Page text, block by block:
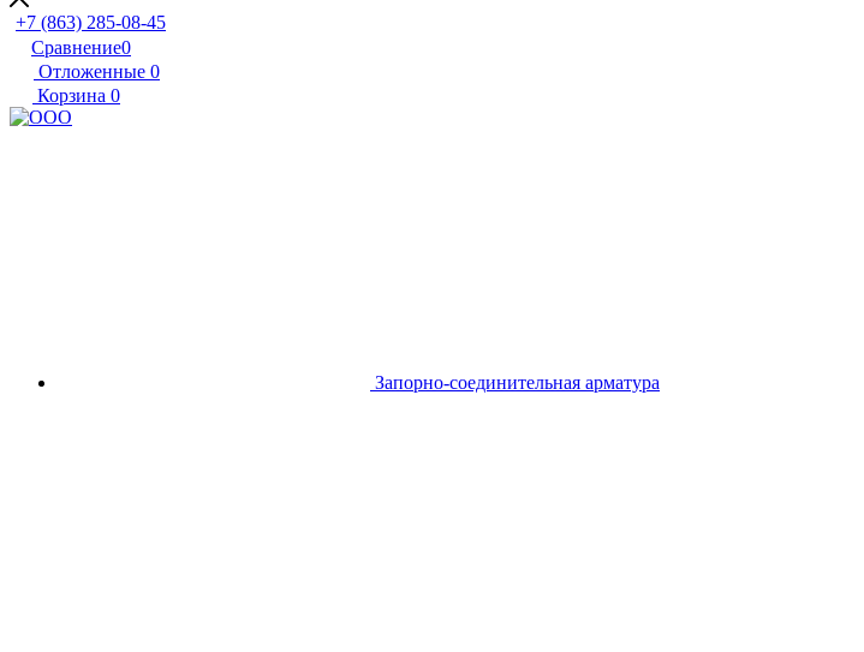
+7 (863) 285-08-45
Сравнение0
Отложенные 0
Корзина 0
Запорно-соединительная арматура